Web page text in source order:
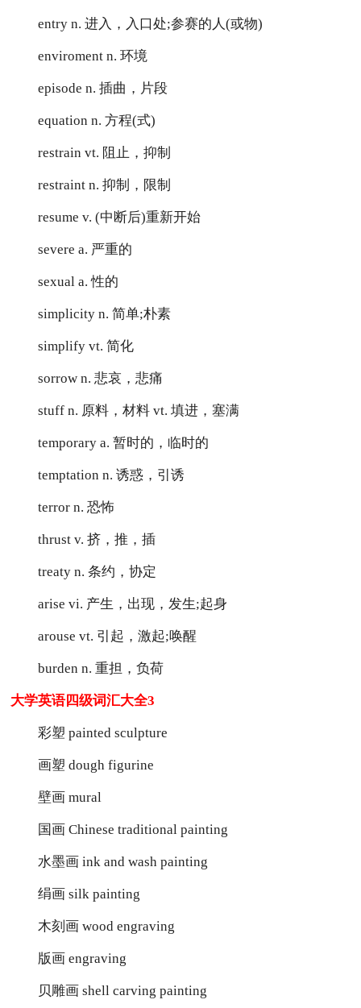
entry n. 进入，入口处;参赛的人(或物)
enviroment n. 环境
episode n. 插曲，片段
equation n. 方程(式)
restrain vt. 阻止，抑制
restraint n. 抑制，限制
resume v. (中断后)重新开始
severe a. 严重的
sexual a. 性的
simplicity n. 简单;朴素
simplify vt. 简化
sorrow n. 悲哀，悲痛
stuff n. 原料，材料 vt. 填进，塞满
temporary a. 暂时的，临时的
temptation n. 诱惑，引诱
terror n. 恐怖
thrust v. 挤，推，插
treaty n. 条约，协定
arise vi. 产生，出现，发生;起身
arouse vt. 引起，激起;唤醒
burden n. 重担，负荷
大学英语四级词汇大全3
彩塑 painted sculpture
画塑 dough figurine
壁画 mural
国画 Chinese traditional painting
水墨画 ink and wash painting
绢画 silk painting
木刻画 wood engraving
版画 engraving
贝雕画 shell carving painting